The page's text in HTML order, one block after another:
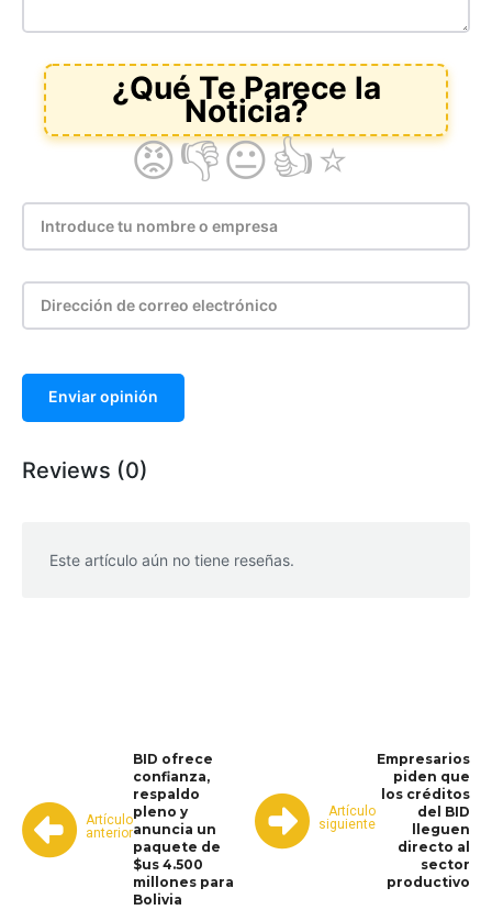
Enviar opinión
Reviews (0)
Este artículo aún no tiene reseñas.
Artículo
anterior
BID ofrece
confianza,
respaldo
pleno y
anuncia un
paquete de
$us 4.500
millones para
Bolivia
Artículo
siguiente
Empresarios
piden que
los créditos
del BID
lleguen
directo al
sector
productivo